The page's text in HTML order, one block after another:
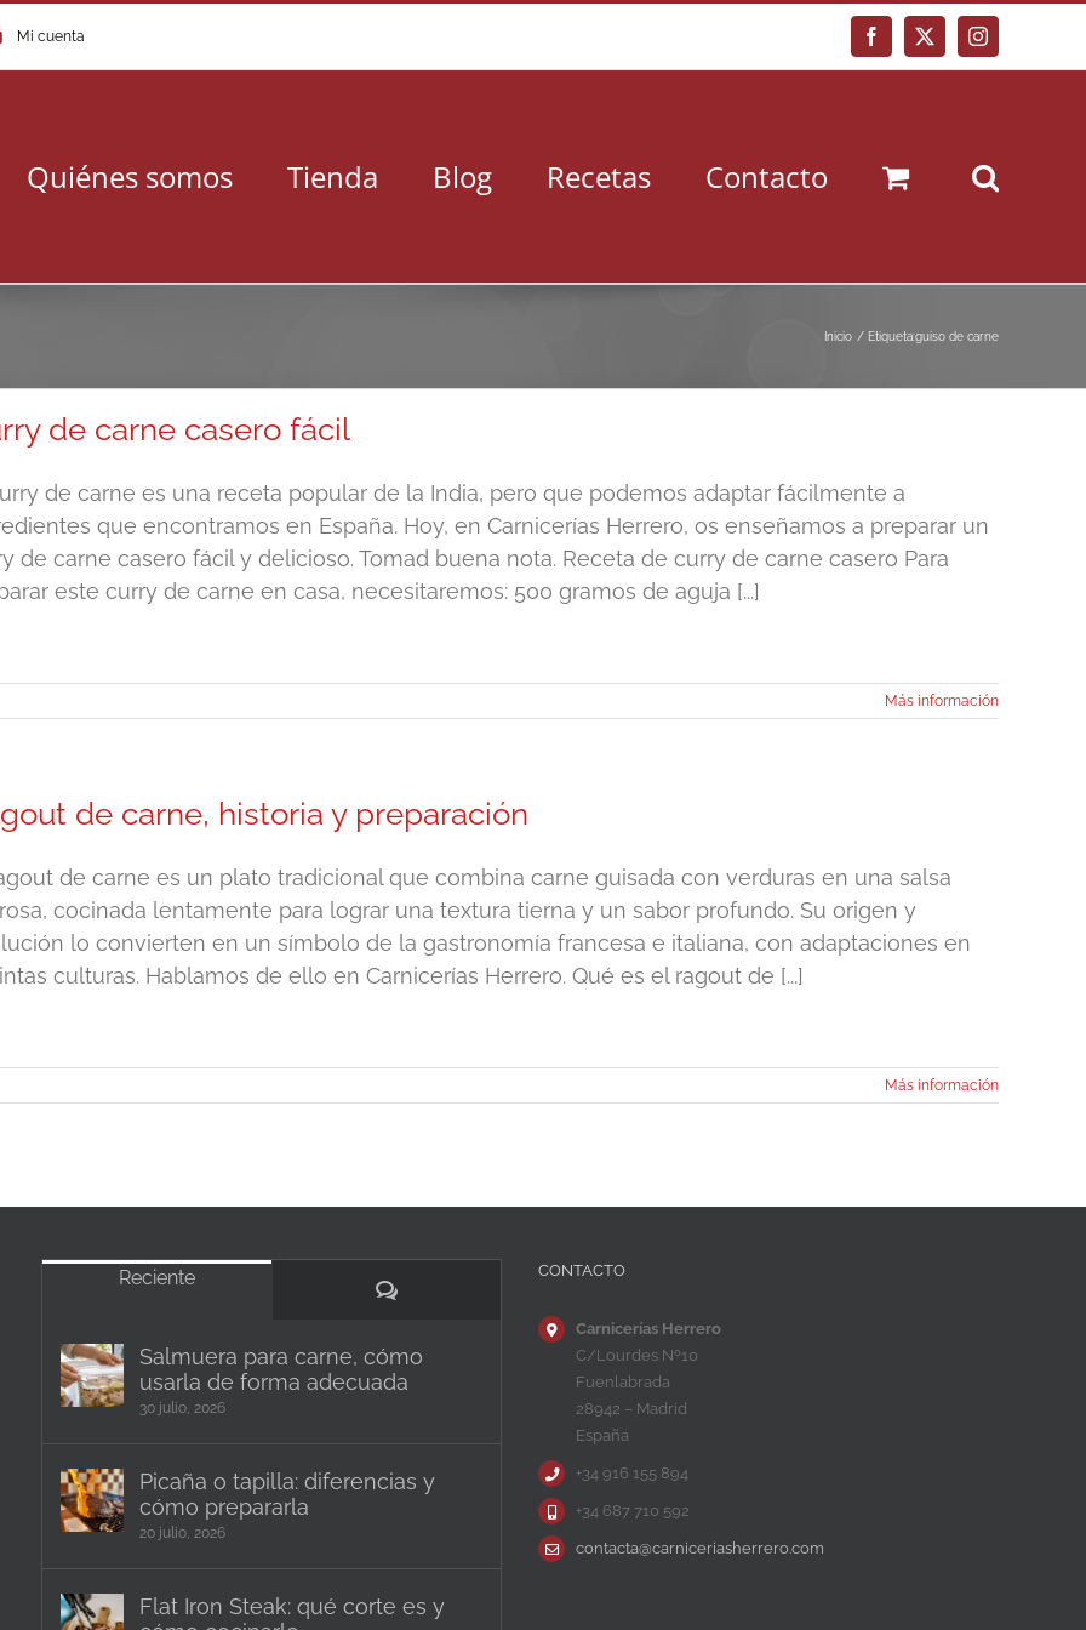
Mi cuenta Facebook
X Instagram
Quiénes somos Tienda Blog Recetas Contacto
Inicio Etiqueta:guiso de carne
de carne casero fácil
de carne es una receta popular de la India, pero que podemos adaptar fácilmente a
que encontramos en España. Hoy, en Carnicerías Herrero, os enseñamos a preparar un
de carne casero fácil y delicioso. Tomad buena nota. Receta de curry de carne casero Para
este curry de carne en casa, necesitaremos: 500 gramos de aguja [...]
Más información
de carne, historia y preparación
de carne es un plato tradicional que combina carne guisada con verduras en una salsa
cocinada lentamente para lograr una textura tierna y un sabor profundo. Su origen y
lo convierten en un símbolo de la gastronomía francesa e italiana, con adaptaciones en
culturas. Hablamos de ello en Carnicerías Herrero. Qué es el ragout de [...]
Más información
Reciente
Comentarios
Salmuera para carne, cómo
usarla de forma adecuada
30 julio, 2026
Picaña o tapilla: diferencias y
cómo prepararla
20 julio, 2026
Flat Iron Steak: qué corte es y
CONTACTO
Carnicerías Herrero
C/Lourdes Nº10
Fuenlabrada
28942 – Madrid
España
+34 916 155 894
+34 687 710 592
contacta@carniceriasherrero.com